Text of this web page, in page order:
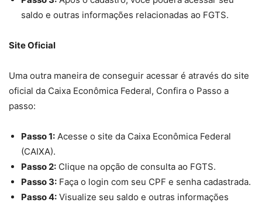
saldo e outras informações relacionadas ao FGTS.
Site Oficial
Uma outra maneira de conseguir acessar é através do site
oficial da Caixa Econômica Federal, Confira o Passo a
passo:
Passo 1: Acesse o site da Caixa Econômica Federal
(CAIXA).
Passo 2: Clique na opção de consulta ao FGTS.
Passo 3: Faça o login com seu CPF e senha cadastrada.
Passo 4: Visualize seu saldo e outras informações